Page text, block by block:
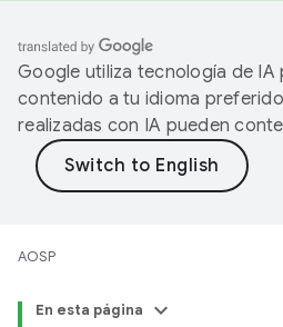
Google utiliza tecnología de IA
contenido a tu idioma
realizadas con IA pueden
AOSP
En esta página